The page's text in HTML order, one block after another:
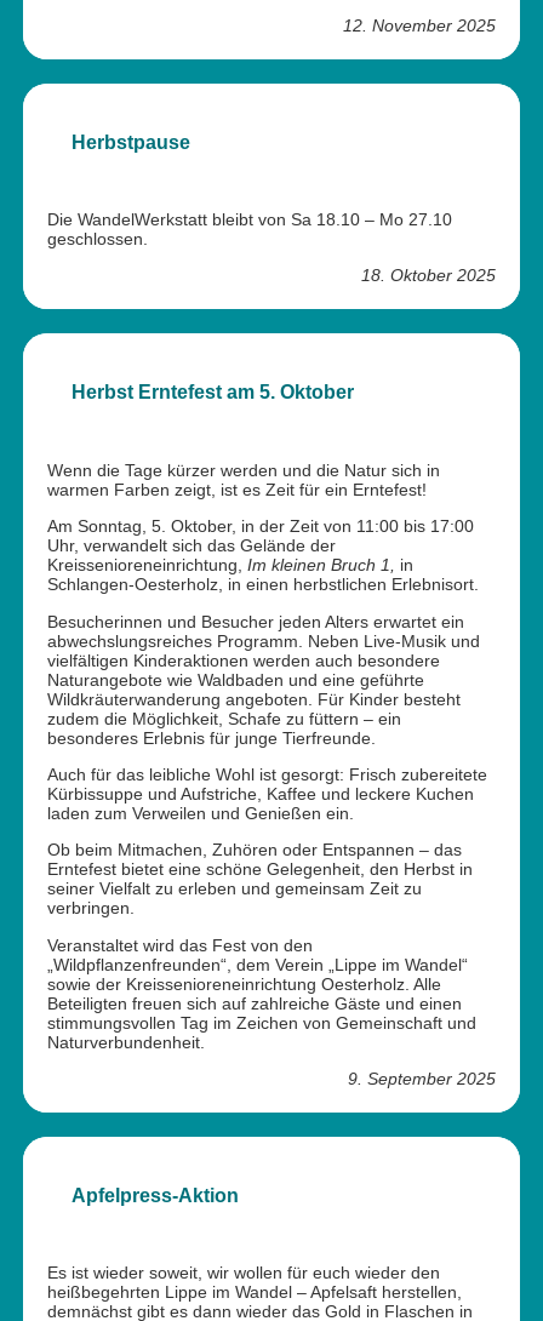
12. November 2025
Herbstpause
Die WandelWerkstatt bleibt von Sa 18.10 – Mo 27.10
geschlossen.
18. Oktober 2025
Herbst Erntefest am 5. Oktober
Wenn die Tage kürzer werden und die Natur sich in
warmen Farben zeigt, ist es Zeit für ein Erntefest!
Am Sonntag, 5. Oktober, in der Zeit von 11:00 bis 17:00
Uhr, verwandelt sich das Gelände der
Kreissenioreneinrichtung, Im kleinen Bruch 1,
in
Schlangen-Oesterholz, in einen herbstlichen Erlebnisort.
Besucherinnen und Besucher jeden Alters erwartet ein
abwechslungsreiches Programm. Neben Live-Musik und
vielfältigen Kinderaktionen werden auch besondere
Naturangebote wie Waldbaden und eine geführte
Wildkräuterwanderung angeboten. Für Kinder besteht
zudem die Möglichkeit, Schafe zu füttern – ein
besonderes Erlebnis für junge Tierfreunde.
Auch für das leibliche Wohl ist gesorgt: Frisch zubereitete
Kürbissuppe und Aufstriche, Kaffee und leckere Kuchen
laden zum Verweilen und Genießen ein.
Ob beim Mitmachen, Zuhören oder Entspannen – das
Erntefest bietet eine schöne Gelegenheit, den Herbst in
seiner Vielfalt zu erleben und gemeinsam Zeit zu
verbringen.
Veranstaltet wird das Fest von den
„Wildpflanzenfreunden“, dem Verein „Lippe im Wandel“
sowie der Kreissenioreneinrichtung Oesterholz. Alle
Beteiligten freuen sich auf zahlreiche Gäste und einen
stimmungsvollen Tag im Zeichen von Gemeinschaft und
Naturverbundenheit.
9. September 2025
Apfelpress-Aktion
Es ist wieder soweit, wir wollen für euch wieder den
heißbegehrten Lippe im Wandel – Apfelsaft herstellen,
demnächst gibt es dann wieder das Gold in Flaschen in